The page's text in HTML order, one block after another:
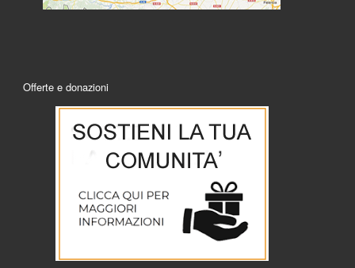
Offerte e donazioni